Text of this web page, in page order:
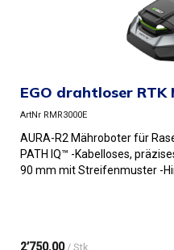
EGO drahtloser RTK
ArtNr RMR3000E
AURA-R2 Mähroboter für
PATH IQ™ -Kabelloses,
90 mm mit Streifenmuster -
2’750.00 / Stk.